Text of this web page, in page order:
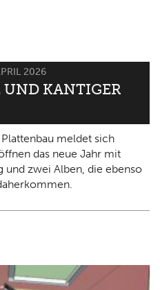
2026
KANTIGER W
meldet sich
das neue Jahr mit
und zwei Alben, die ebenso